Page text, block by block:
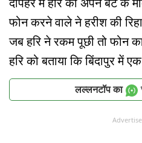
फोन करने वाले ने हरीश की
जब हरि ने रकम पूछी तो फोन
हरि को बताया कि बिंदापुर में
लल्लनटॉप का